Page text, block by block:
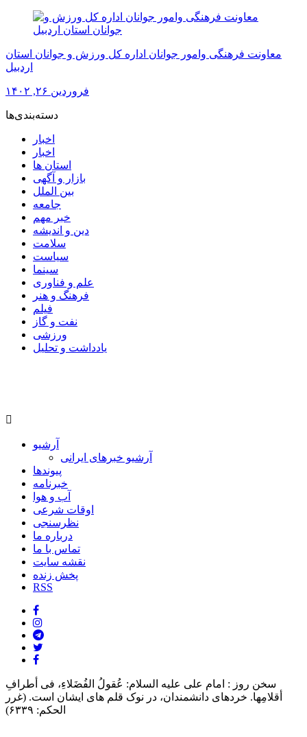
معاونت فرهنگی وامور جوانان اداره کل ورزش و جوانان استان
اردبیل
فروردین ۲۶, ۱۴۰۲
دسته‌بندی‌ها
اخبار
اخبار
استان ها
بازار و آگهی
بین الملل
جامعه
خبر مهم
دین و اندیشه
سلامت
سیاست
سینما
علم و فناوری
فرهنگ و هنر
فیلم
نفت و گاز
ورزشی
یادداشت و تحلیل
آرشیو
آرشیو خبرهای ایرانی
پیوندها
خبرنامه
آب و هوا
اوقات شرعی
نظرسنجی
درباره ما
تماس با ما
نقشه سایت
پخش زنده
RSS
سخن روز : امام على علیه السلام: عُقولُ الفُضَلاءِ، فی أطرافِ
أقلامِها. خردهاى دانشمندان، در نوک قلم هاى ایشان است. (غرر
الحکم: ۶۳۳۹)